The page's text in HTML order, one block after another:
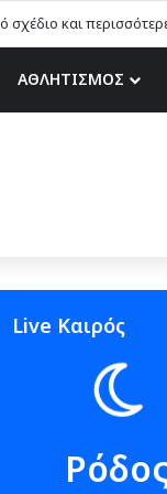
ΑΘΛΗΤΙΣΜΟΣ
Live Καιρός